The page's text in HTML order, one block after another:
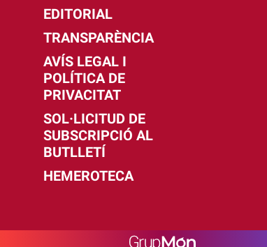
EDITORIAL
TRANSPARÈNCIA
AVÍS LEGAL I
POLÍTICA DE
PRIVACITAT
SOL·LICITUD DE
SUBSCRIPCIÓ AL
BUTLLETÍ
HEMEROTECA